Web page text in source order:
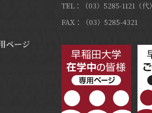
ページ
TEL：（03）5285-1121（代）
FAX：（03）5285-4321